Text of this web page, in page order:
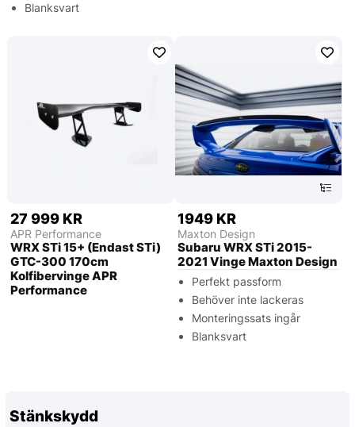
Blanksvart
27 999 KR
APR Performance
WRX STi 15+ (Endast STi)
GTC-300 170cm
Kolfibervinge APR
Performance
1949 KR
Maxton Design
Subaru WRX STi 2015-
2021 Vinge Maxton Design
Perfekt passform
Behöver inte lackeras
Monteringssats ingår
Blanksvart
Stänkskydd